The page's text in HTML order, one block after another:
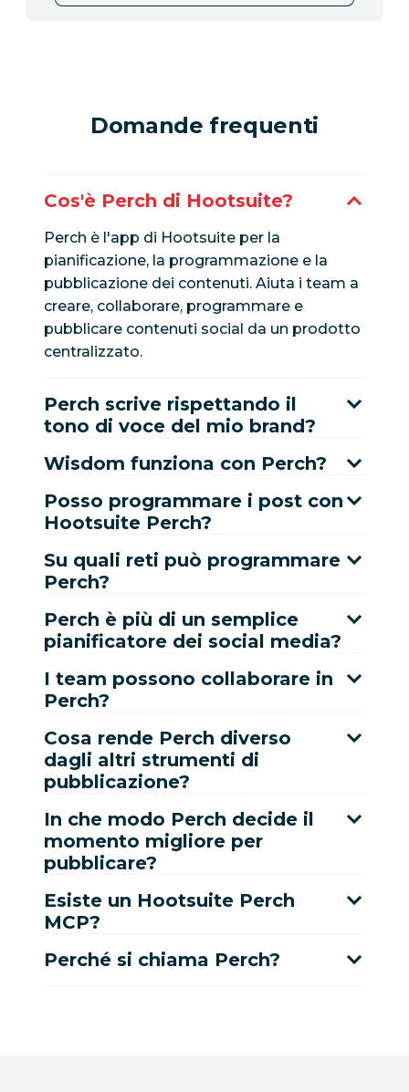
Domande frequenti
Cos'è Perch di Hootsuite?
Perch è l'app di Hootsuite per la
pianificazione, la programmazione e la
pubblicazione dei contenuti. Aiuta i team a
creare, collaborare, programmare e
pubblicare contenuti social da un prodotto
centralizzato.
Perch scrive rispettando il
tono di voce del mio brand?
Wisdom funziona con Perch?
Posso programmare i post con
Hootsuite Perch?
Su quali reti può programmare
Perch?
Perch è più di un semplice
pianificatore dei social media?
I team possono collaborare in
Perch?
Cosa rende Perch diverso
dagli altri strumenti di
pubblicazione?
In che modo Perch decide il
momento migliore per
pubblicare?
Esiste un Hootsuite Perch
MCP?
Perché si chiama Perch?